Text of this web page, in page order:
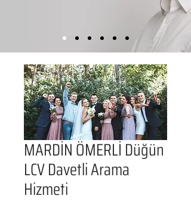
MARDİN ÖMERLİ Düğün
LCV Davetli Arama
Hizmeti